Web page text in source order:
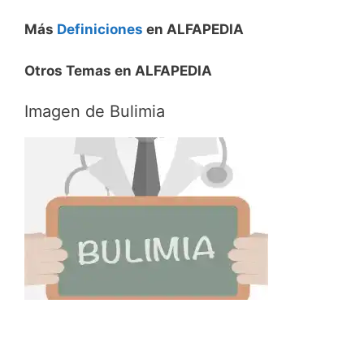
Más Definiciones en ALFAPEDIA
Otros Temas en ALFAPEDIA
Imagen de Bulimia